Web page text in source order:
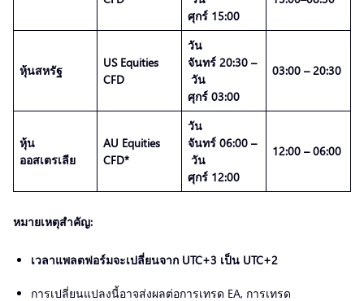
ศุกร์ 15:00
หุ้นสหรัฐ
US Equities
CFD
วัน
จันทร์ 20:30 –
วัน
ศุกร์ 03:00
03:00 – 20:30
หุ้น
ออสเตรเลีย
AU Equities
CFD*
วัน
จันทร์ 06:00 –
วัน
ศุกร์ 12:00
12:00 – 06:00
หมายเหตุสำคัญ:
เวลาแพลตฟอร์มจะเปลี่ยนจาก UTC+3 เป็น UTC+2
การเปลี่ยนแปลงนี้อาจส่งผลต่อการเทรด EA, การเทรด